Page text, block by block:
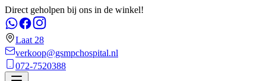
Direct geholpen bij ons in de winkel!
Laat 28
verkoop@gsmpchospital.nl
072-7520388